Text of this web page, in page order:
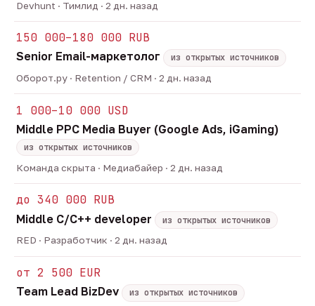
Devhunt · Тимлид · 2 дн. назад
150 000–180 000 RUB
Senior Email-маркетолог
из открытых источников
Оборот.ру · Retention / CRM · 2 дн. назад
1 000–10 000 USD
Middle PPC Media Buyer (Google Ads, iGaming)
из открытых источников
Команда скрыта · Медиабайер · 2 дн. назад
до 340 000 RUB
Middle C/C++ developer
из открытых источников
RED · Разработчик · 2 дн. назад
от 2 500 EUR
Team Lead BizDev
из открытых источников